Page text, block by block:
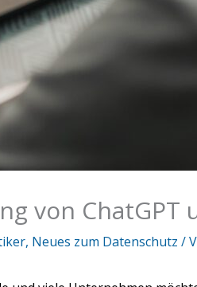
von ChatGPT
, Neues zum Datenschutz /